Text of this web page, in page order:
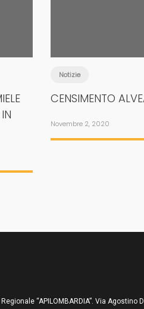
Notizie
CENSIMENTO
Novembre 2, 2020
“APILOMBARDIA”. Via Agostino